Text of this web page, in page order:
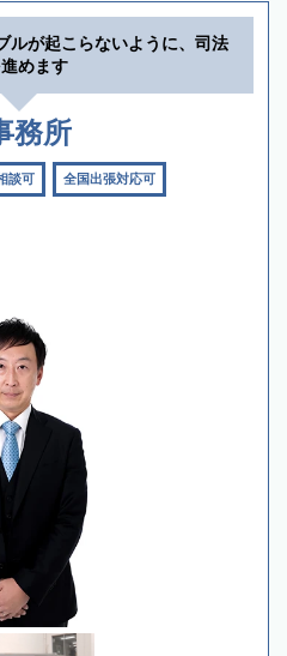
ルが起こらないように、司法
めます
務所
談可 全国出張対応可